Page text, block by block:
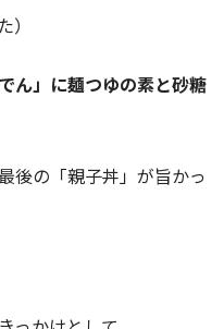
ん」に麺つゆの素と砂糖
後の「親子丼」が旨かっ